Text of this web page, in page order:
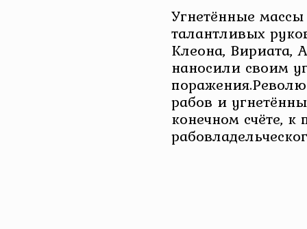
Угнетённые
талантливых
Клеона, Вириата,
наносили своим
рабов и
конечном счёте, к